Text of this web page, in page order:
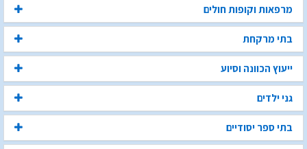
מרפאות וקופות חולים
בתי מרקחת
ייעוץ הכוונה וסיוע
גני ילדים
בתי ספר יסודיים